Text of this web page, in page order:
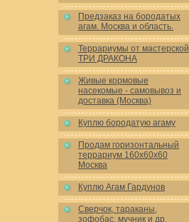
Предзаказ на бородатых
агам. Москва и область.
Террариумы от мастерской
ТРИ ДРАКОНА
Живые кормовые
насекомые - самовывоз и
доставка (Москва)
Куплю бородатую агаму
Продам горизонтальный
террариум 160x60x60
Москва
Куплю Агам Гардунов
Сверчок, тараканы,
зофобас, мучник и др.